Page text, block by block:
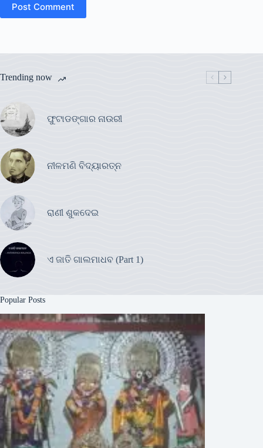
Post Comment
Trending now
ଫୁଟାଡଙ୍ଗାର ନାଉରୀ
ନୀଳମଣି ବିଦ୍ୟାରତ୍ନ
ରାଣୀ ଶୁକଦେଇ
ଏ ଜାତି ଗାଲମାଧବ (Part 1)
Popular Posts